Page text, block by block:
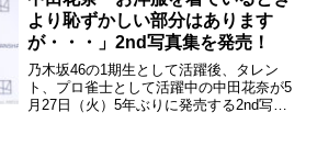
より恥ずかしい部分はあります
が・・・」2nd写真集を発売！
乃木坂46の1期生として活躍後、タレン
ト、プロ雀士として活躍中の中田花奈が5
月27日（火）5年ぶりに発売する2nd写真